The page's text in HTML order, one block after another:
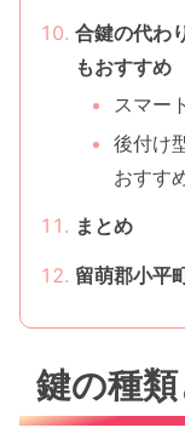
合鍵の代わ
もおすすめ
スマー
後付け
おすす
まとめ
留萌郡小平
鍵の種